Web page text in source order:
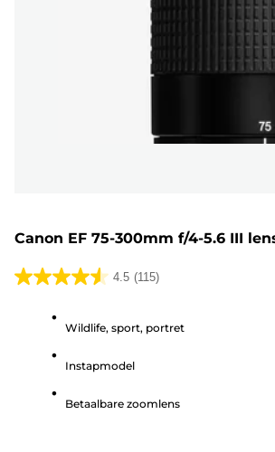
Canon EF 75-300mm f/4-5.6 III
4.5 (115)
4.5
sterren.
Wildlife, sport, portret
Instapmodel
Betaalbare zoomlens